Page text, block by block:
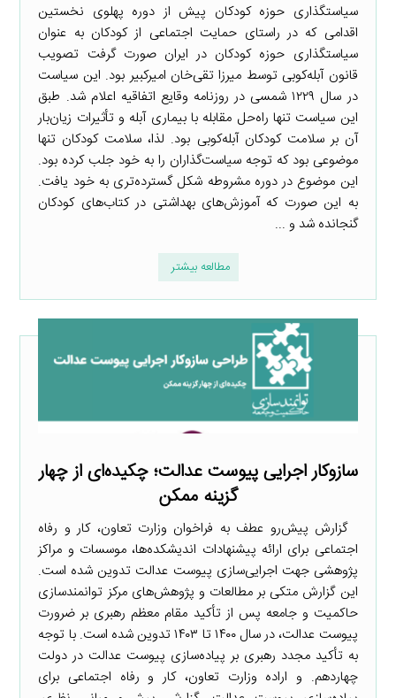
سیاستگذاری حوزه کودکان پیش از دوره پهلوی نخستین
اقدامی که در راستای حمایت اجتماعی از کودکان به عنوان
سیاستگذاری حوزه کودکان در ایران صورت گرفت تصویب
قانون آبله‌کوبی توسط میرزا تقی‌خان امیرکبیر بود. این سیاست
در سال ۱۲۲۹ شمسی در روزنامه وقایع اتفاقیه اعلام شد. طبق
این سیاست تنها راه‌حل مقابله با بیماری آبله و تأثیرات زیان‌بار
آن بر سلامت کودکان آبله‌کوبی بود. لذا، سلامت کودکان تنها
موضوعی بود که توجه سیاست‌گذاران را به خود جلب کرده بود.
این موضوع در دوره مشروطه شکل گسترده‌تری به خود یافت.
به این صورت که آموزش‌های بهداشتی در کتاب‌های کودکان
گنجانده شد و ...
مطالعه بیشتر
سازوکار اجرایی پیوست عدالت؛ چکیده‌ای از چهار
گزینه ممکن
گزارش پیش‌رو عطف به فراخوان وزارت تعاون، کار و رفاه
اجتماعی برای ارائه پیشنهادات اندیشکده‌ها، موسسات و مراکز
پژوهشی جهت اجرایی‌سازی پیوست عدالت تدوین شده است.
این گزارش متکی بر مطالعات و پژوهش‌های مرکز توانمندسازی
حاکمیت و جامعه پس از تأکید مقام معظم رهبری بر ضرورت
پیوست عدالت، در سال ۱۴۰۰ تا ۱۴۰۳ تدوین شده است. با توجه
به تأکید مجدد رهبری بر پیاده‌سازی پیوست عدالت در دولت
چهاردهم. و اراده وزارت تعاون، کار و رفاه اجتماعی برای